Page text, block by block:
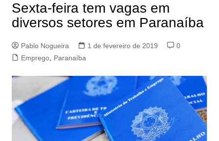
Sexta-feira tem vagas em
diversos setores em Paranaíba
Pablo Nogueira 1 de fevereiro de 2019
0
Emprego, Paranaíba